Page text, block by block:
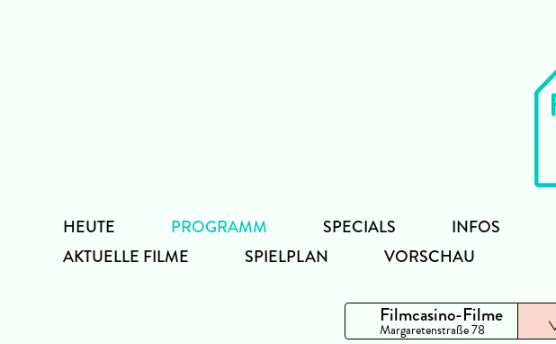
HEUTE
PROGRAMM
AKTUELLE FILME
SPIELPLAN VORSCHAU
SPECIALS INFOS
Filmcasino-Filme
Margaretenstraße 78